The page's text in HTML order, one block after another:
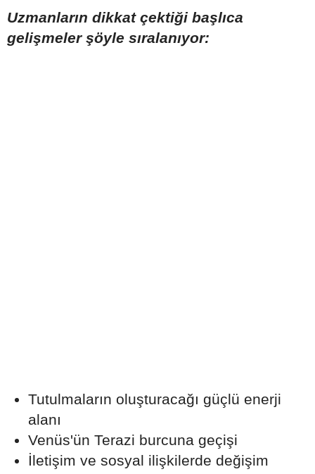
Uzmanların dikkat çektiği başlıca
gelişmeler şöyle sıralanıyor:
Tutulmaların oluşturacağı güçlü enerji
alanı
Venüs'ün Terazi burcuna geçişi
İletişim ve sosyal ilişkilerde değişim